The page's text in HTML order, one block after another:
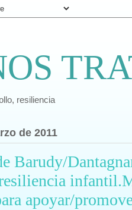
resiliencia
de 2011
Barudy/
apoyar/